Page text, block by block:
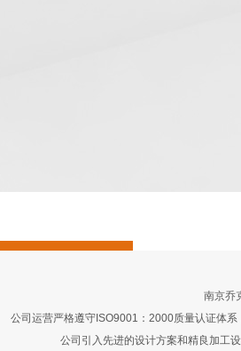
南京乔克
公司运营严格遵守ISO9001：2000质量认证体系
公司引入先进的设计方案和精良加工设